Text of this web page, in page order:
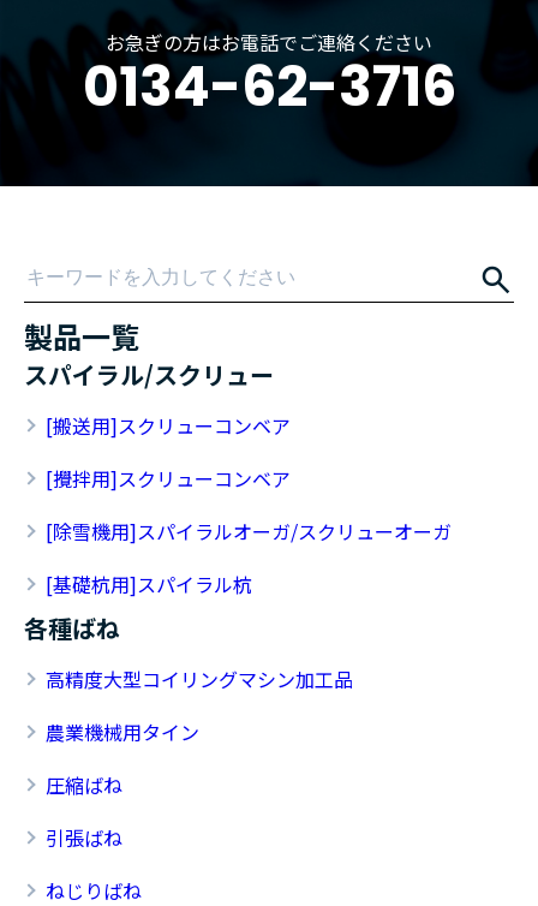
お急ぎの方はお電話でご連絡ください
0134-62-3716
製品一覧
スパイラル/スクリュー
[搬送用]スクリューコンベア
[攪拌用]スクリューコンベア
[除雪機用]スパイラルオーガ/スクリューオーガ
[基礎杭用]スパイラル杭
各種ばね
高精度大型コイリングマシン加工品
農業機械用タイン
圧縮ばね
引張ばね
ねじりばね